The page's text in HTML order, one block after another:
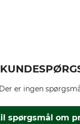
spørgsmål om
Der er ingen